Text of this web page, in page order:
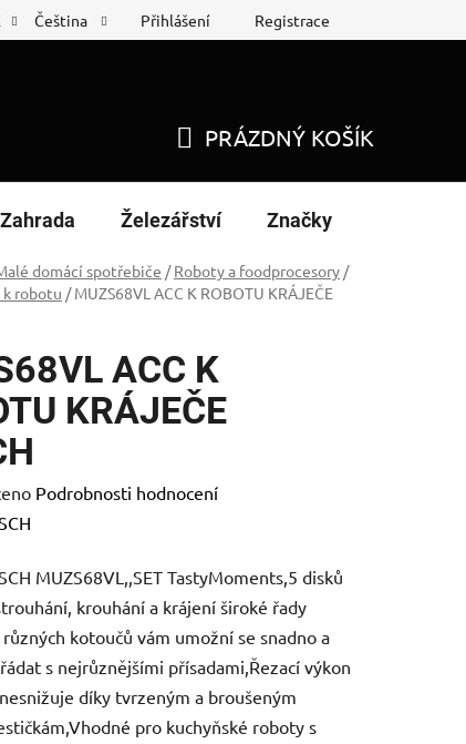
Nákup na splátky
Čeština Přihlášení Registrace
KOŠÍK
PRÁZDNÝ KOŠÍK
Zahrada Železářství Značky
domácí spotřebiče / Roboty a foodprocesory /
robotu / MUZS68VL ACC K ROBOTU KRÁJEČE
ACC K
KRÁJEČE
Podrobnosti hodnocení
MUZS68VL,,SET TastyMoments,5 disků
krouhání a krájení široké řady
kotoučů vám umožní se snadno a
s nejrůznějšími přísadami,Řezací výkon
díky tvrzeným a broušeným
pro kuchyňské roboty s